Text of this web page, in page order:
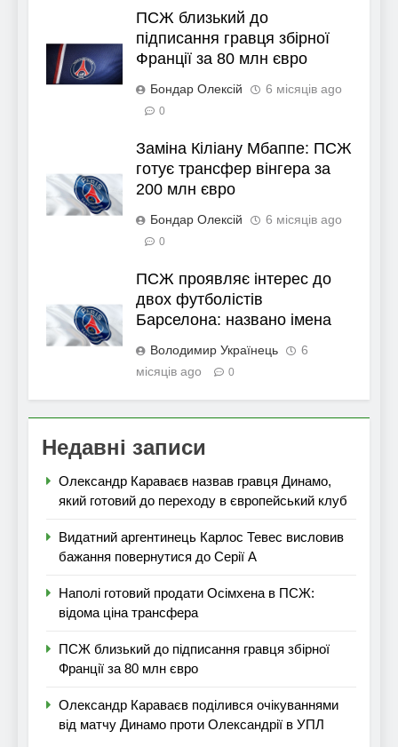
ПСЖ близький до
підписання гравця збірної
Франції за 80 млн євро
Бондар Олексій 6 місяців ago
0
Заміна Кіліану Мбаппе: ПСЖ
готує трансфер вінгера за
200 млн євро
Бондар Олексій 6 місяців ago
0
ПСЖ проявляє інтерес до
двох футболістів
Барселона: названо імена
Володимир Українець
6
місяців ago
0
Недавні записи
Олександр Караваєв назвав гравця Динамо,
який готовий до переходу в європейський клуб
Видатний аргентинець Карлос Тевес висловив
бажання повернутися до Серії А
Наполі готовий продати Осімхена в ПСЖ:
відома ціна трансфера
ПСЖ близький до підписання гравця збірної
Франції за 80 млн євро
Олександр Караваєв поділився очікуваннями
від матчу Динамо проти Олександрії в УПЛ